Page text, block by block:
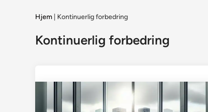
Hjem Kontinuerlig forbedring
Kontinuerlig forbedring